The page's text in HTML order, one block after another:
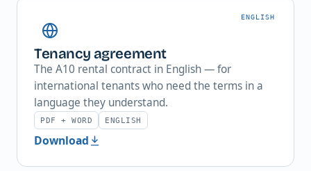
ENGLISH
Tenancy agreement
The A10 rental contract in English — for
international tenants who need the terms in a
language they understand.
PDF + WORD ENGLISH
Download